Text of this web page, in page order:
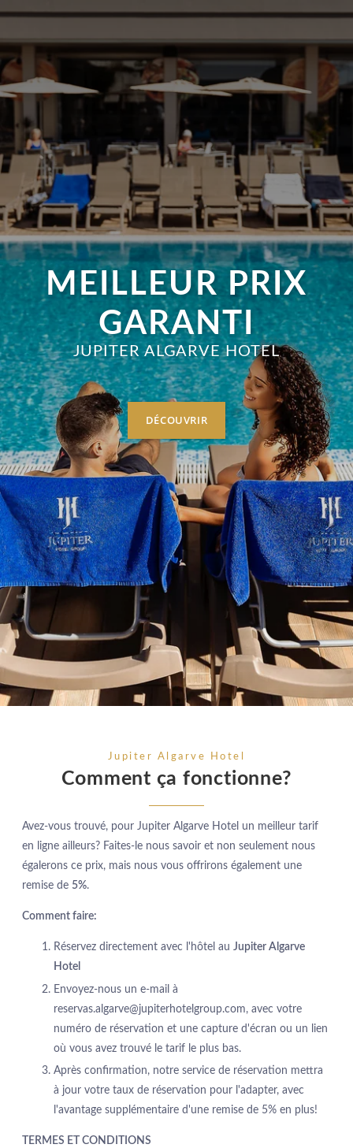
MEILLEUR PRIX
GARANTI
JUPITER ALGARVE HOTEL
DÉCOUVRIR
Jupiter Algarve Hotel
Comment ça fonctionne?
Avez-vous trouvé, pour Jupiter Algarve Hotel un meilleur tarif
en ligne ailleurs? Faites-le nous savoir et non seulement nous
égalerons ce prix, mais nous vous offrirons également une
remise de 5%.
Comment faire:
Réservez directement avec l'hôtel au Jupiter Algarve
Hotel
Envoyez-nous un e-mail à
reservas.algarve@jupiterhotelgroup.com, avec votre
numéro de réservation et une capture d'écran ou un lien
où vous avez trouvé le tarif le plus bas.
Après confirmation, notre service de réservation mettra
à jour votre taux de réservation pour l'adapter, avec
l'avantage supplémentaire d'une remise de 5% en plus!
TERMES ET CONDITIONS